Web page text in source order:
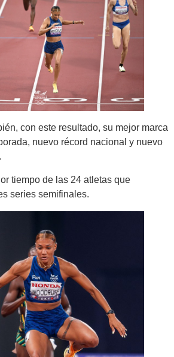
con este resultado, su mejor marca
nuevo récord nacional y nuevo
tiempo de las 24 atletas que
series semifinales.